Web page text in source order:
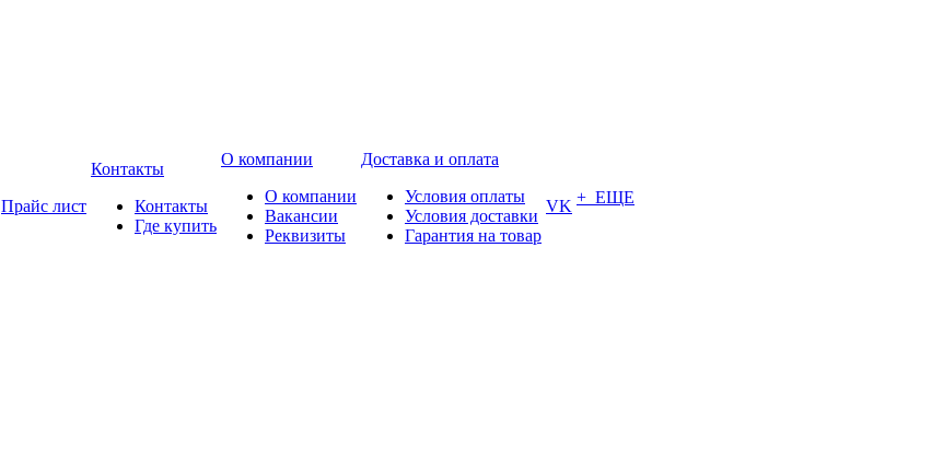
Прайс лист
Контакты
Контакты
Где купить
О компании
О компании
Вакансии
Реквизиты
Доставка и оплата
Условия оплаты
Условия доставки
Гарантия на товар
VK + ЕЩЕ